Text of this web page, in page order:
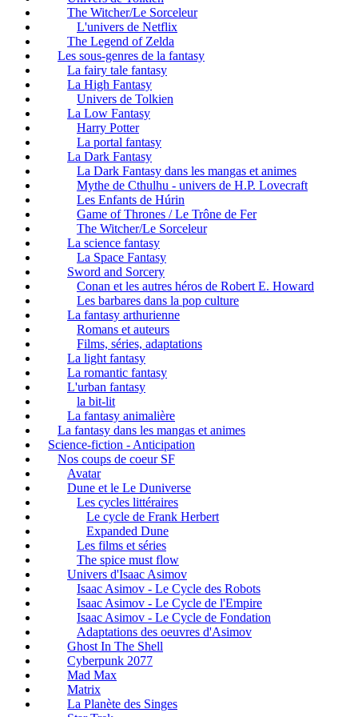
The Witcher/Le Sorceleur
L'univers de Netflix
The Legend of Zelda
Les sous-genres de la fantasy
La fairy tale fantasy
La High Fantasy
Univers de Tolkien
La Low Fantasy
Harry Potter
La portal fantasy
La Dark Fantasy
La Dark Fantasy dans les mangas et animes
Mythe de Cthulhu - univers de H.P. Lovecraft
Les Enfants de Húrin
Game of Thrones / Le Trône de Fer
The Witcher/Le Sorceleur
La science fantasy
La Space Fantasy
Sword and Sorcery
Conan et les autres héros de Robert E. Howard
Les barbares dans la pop culture
La fantasy arthurienne
Romans et auteurs
Films, séries, adaptations
La light fantasy
La romantic fantasy
L'urban fantasy
la bit-lit
La fantasy animalière
La fantasy dans les mangas et animes
Science-fiction - Anticipation
Nos coups de coeur SF
Avatar
Dune et le Le Duniverse
Les cycles littéraires
Le cycle de Frank Herbert
Expanded Dune
Les films et séries
The spice must flow
Univers d'Isaac Asimov
Isaac Asimov - Le Cycle des Robots
Isaac Asimov - Le Cycle de l'Empire
Isaac Asimov - Le Cycle de Fondation
Adaptations des oeuvres d'Asimov
Ghost In The Shell
Cyberpunk 2077
Mad Max
Matrix
La Planète des Singes